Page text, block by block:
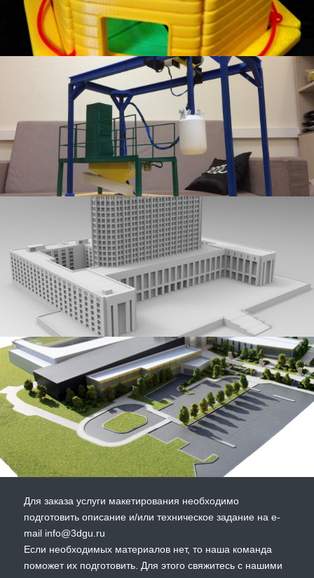
Для заказа услуги макетирования необходимо
подготовить описание и/или техническое задание на e-
mail info@3dgu.ru
Если необходимых материалов нет, то наша команда
поможет их подготовить. Для этого свяжитесь с нашими